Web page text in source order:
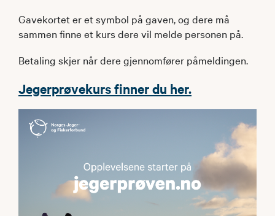
Gavekortet er et symbol på gaven, og dere må
sammen finne et kurs dere vil melde personen på.
Betaling skjer når dere gjennomfører påmeldingen.
Jegerprøvekurs finner du her.